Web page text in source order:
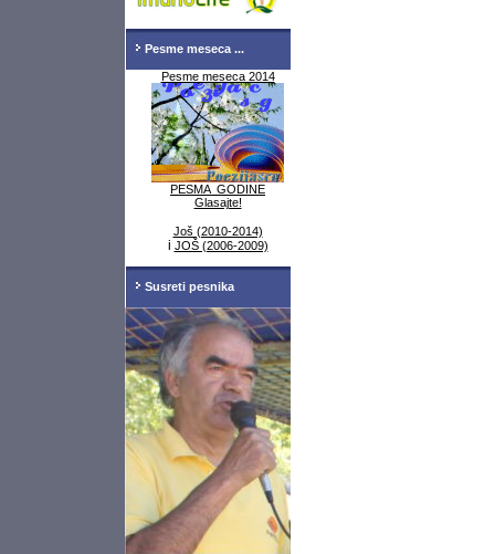
Pesme meseca ...
Pesme meseca 2014
PESMA GODINE
Glasajte!
Još (2010-2014)
i JOŠ (2006-2009)
Susreti pesnika